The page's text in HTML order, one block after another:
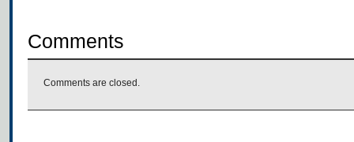
Comments
Comments are closed.